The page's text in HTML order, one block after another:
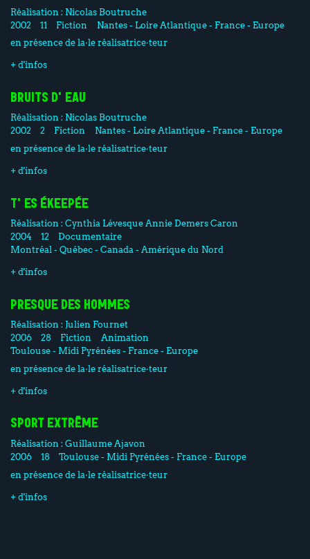
Réalisation : Nicolas Boutruche
2002
11 Fiction
Nantes - Loire Atlantique - France - Europe
en présence de la·le réalisatrice·teur
+ d'infos
BRUITS D'EAU
Réalisation : Nicolas Boutruche
2002
2 Fiction
Nantes - Loire Atlantique - France - Europe
en présence de la·le réalisatrice·teur
+ d'infos
T'ES ÉKEEPÉE
Réalisation :Cynthia Lévesque Annie Demers Caron
2004
12
Documentaire
Montréal - Québec - Canada - Amérique du Nord
+ d'infos
PRESQUE DES HOMMES
Réalisation : Julien Fournet
2006
28 Fiction
Animation
Toulouse - Midi Pyrénées - France - Europe
en présence de la·le réalisatrice·teur
+ d'infos
SPORT EXTRÊME
Réalisation :Guillaume Ajavon
2006
18
Toulouse - Midi Pyrénées - France - Europe
en présence de la·le réalisatrice·teur
+ d'infos